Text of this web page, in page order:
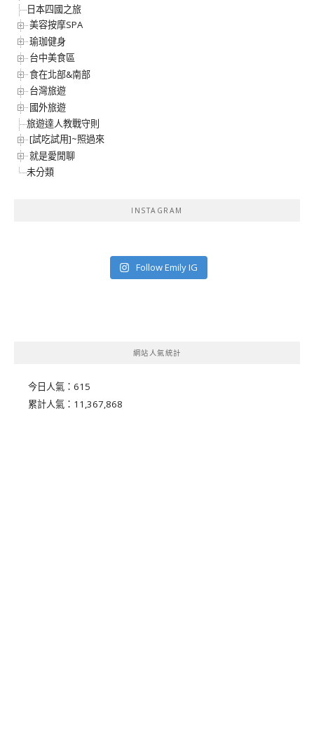
日本四國之旅
美容按摩SPA
瑜珈健身
台中美食區
食在北部&南部
台灣旅遊
國外旅遊
旅遊達人教戰守則
[試吃試用]~照過來
就是愛閒聊
未分類
INSTAGRAM
Follow Emily IG
網站人氣統計
今日人氣： 615
累計人氣： 11,367,868